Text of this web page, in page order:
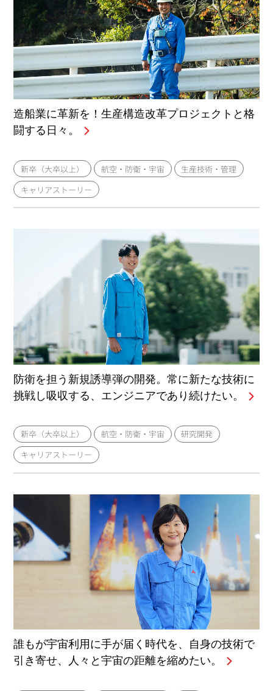
造船業に革新を！生産構造改革プロジェクトと格
闘する日々。
新卒（大卒以上） 航空・防衛・宇宙
生産技術・管理
キャリアストーリー
防衛を担う新規誘導弾の開発。常に新たな技術に
挑戦し吸収する、エンジニアであり続けたい。
新卒（大卒以上） 航空・防衛・宇宙
研究開発
キャリアストーリー
誰もが宇宙利用に手が届く時代を、自身の技術で
引き寄せ、人々と宇宙の距離を縮めたい。